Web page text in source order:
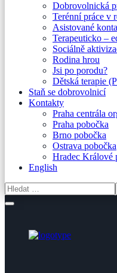
Dobrovolnická
Terénní práce v
Asistované
Terapeuticko –
Sociálně
Rodina hrou
Jsi po porodu?
Dětská terapie
Staň se dobrovolnicí
Kontakty
Praha centrála
Praha pobočka
Brno pobočka
Ostrava pobočka
Hradec Králové
English